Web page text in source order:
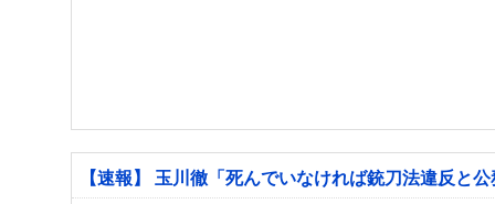
【速報】 玉川徹「死んでいなければ銃刀法違反と